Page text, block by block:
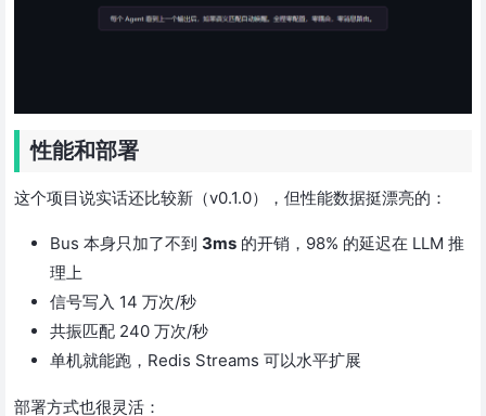
性能和部署
这个项目说实话还比较新（v0.1.0），但性能数据挺漂亮的：
Bus 本身只加了不到 3ms 的开销，98% 的延迟在 LLM 推
理上
信号写入 14 万次/秒
共振匹配 240 万次/秒
单机就能跑，Redis Streams 可以水平扩展
部署方式也很灵活：